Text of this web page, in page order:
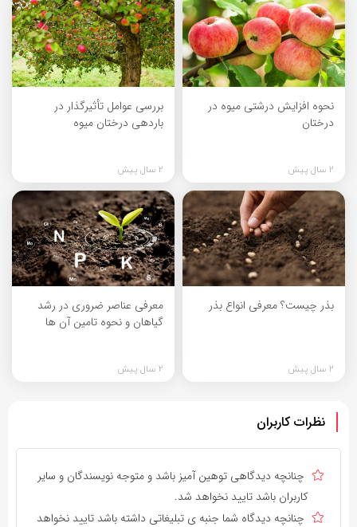
نحوه افزایش درشتی میوه در
درختان
2 سال پیش
بررسی عوامل تأثیرگذار در
باردهی درختان میوه
2 سال پیش
بذر چیست؟ معرفی انواع بذر
2 سال پیش
معرفی عناصر ضروری در رشد
گیاهان و نحوه تامین آن ها
2 سال پیش
نظرات کاربران
چنانچه دیدگاهی توهین آمیز باشد و متوجه نویسندگان و سایر
کاربران باشد تایید نخواهد شد.
چنانچه دیدگاه شما جنبه ی تبلیغاتی داشته باشد تایید نخواهد